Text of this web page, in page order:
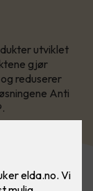
utviklet
gjør
reduserer
Anti